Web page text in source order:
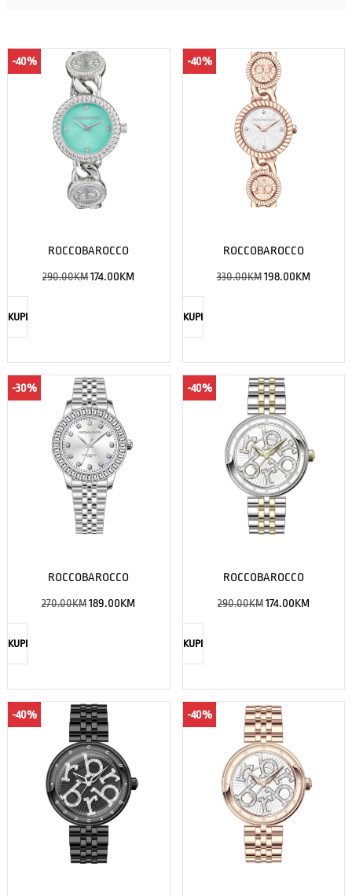
-40%
ROCCOBAROCCO
290.00KM174.00KM
KUPI
-40%
ROCCOBAROCCO
330.00KM 198.00KM
KUPI
-30%
ROCCOBAROCCO
270.00KM189.00KM
KUPI
-40%
ROCCOBAROCCO
290.00KM 174.00KM
KUPI
-40% -40%